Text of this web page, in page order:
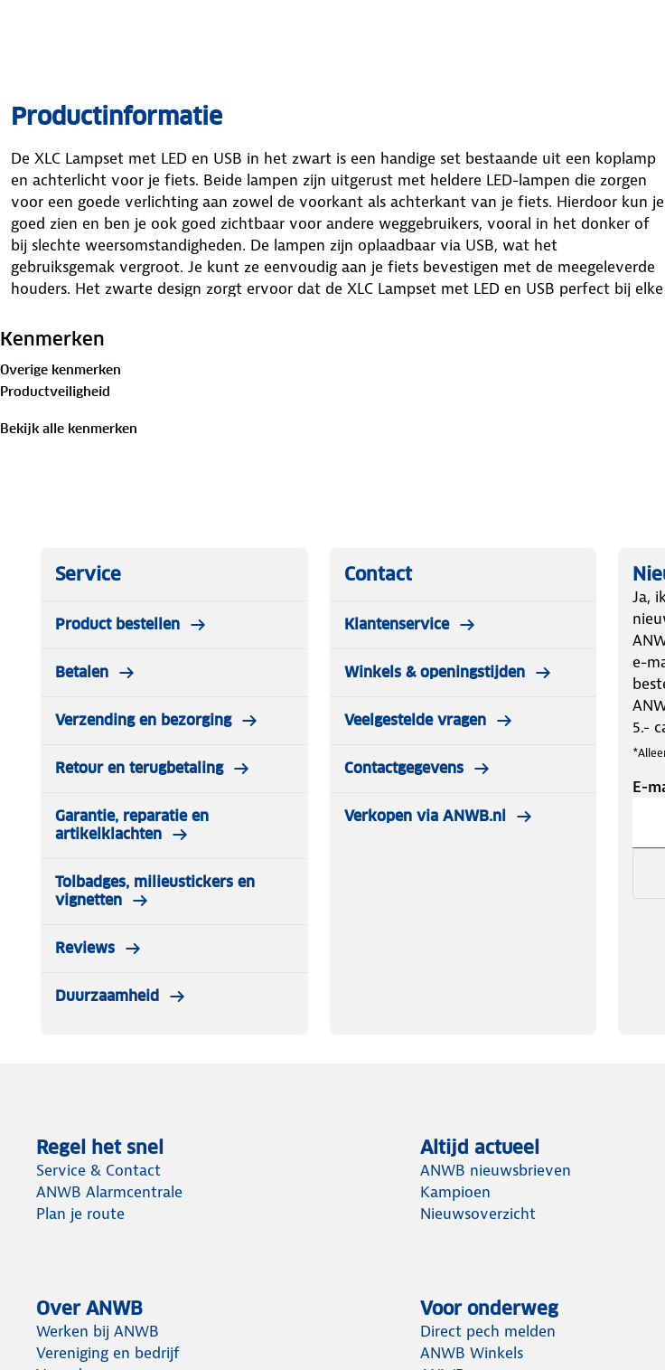
Productinformatie
De XLC Lampset met LED en USB in het zwart is een handige set bestaande uit een koplamp
en achterlicht voor je fiets. Beide lampen zijn uitgerust met heldere LED-lampen die zorgen
voor een goede verlichting aan zowel de voorkant als achterkant van je fiets. Hierdoor kun je
goed zien en ben je ook goed zichtbaar voor andere weggebruikers, vooral in het donker of
bij slechte weersomstandigheden. De lampen zijn oplaadbaar via USB, wat het
gebruiksgemak vergroot. Je kunt ze eenvoudig aan je fiets bevestigen met de meegeleverde
houders. Het zwarte design zorgt ervoor dat de XLC Lampset met LED en USB perfect bij elke
je goed zichtbaar bent en je de batterijen gemakkelijk kunt opladen voor je volgende rit.
Kenmerken
Overige kenmerken
Productveiligheid
Bekijk alle kenmerken
Service
Product bestellen
Betalen
Verzending en bezorging
Retour en terugbetaling
Garantie, reparatie en
artikelklachten
Tolbadges, milieustickers en
vignetten
Reviews
Duurzaamheid
Contact
Klantenservice
Winkels & openingstijden
Veelgestelde vragen
Contactgegevens
Verkopen via ANWB.nl
Ja,
e-
5.-
E-
Regel het snel
Service & Contact
ANWB Alarmcentrale
Plan je route
Altijd actueel
ANWB nieuwsbrieven
Kampioen
Nieuwsoverzicht
Over ANWB
Werken bij ANWB
Vereniging en bedrijf
Voor onderweg
Direct pech melden
ANWB Winkels